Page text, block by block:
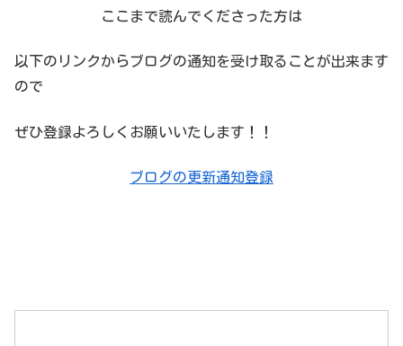
ここまで読んでくださった方は
以下のリンクからブログの通知を受け取ることが出来ます
ので
ぜひ登録よろしくお願いいたします！！
ブログの更新通知登録